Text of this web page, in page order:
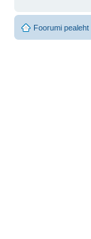
Foorumi pealeht